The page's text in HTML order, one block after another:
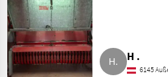
AKTUÁLIS
ÚTVONAL
Mezőgazdasági
gépek/eszközök
Szalastakarmany
Betakaritok
Visszaállítás
H .
6145